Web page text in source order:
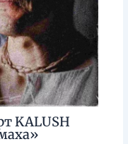
KALUSH